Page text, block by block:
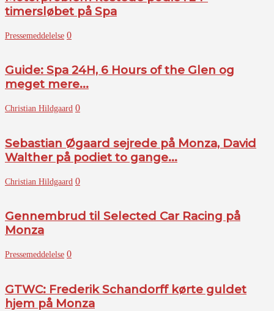
timersløbet på Spa
Pressemeddelelse 0
Guide: Spa 24H, 6 Hours of the Glen og
meget mere...
Christian Hildgaard 0
Sebastian Øgaard sejrede på Monza, David
Walther på podiet to gange...
Christian Hildgaard 0
Gennembrud til Selected Car Racing på
Monza
Pressemeddelelse 0
GTWC: Frederik Schandorff kørte guldet
hjem på Monza